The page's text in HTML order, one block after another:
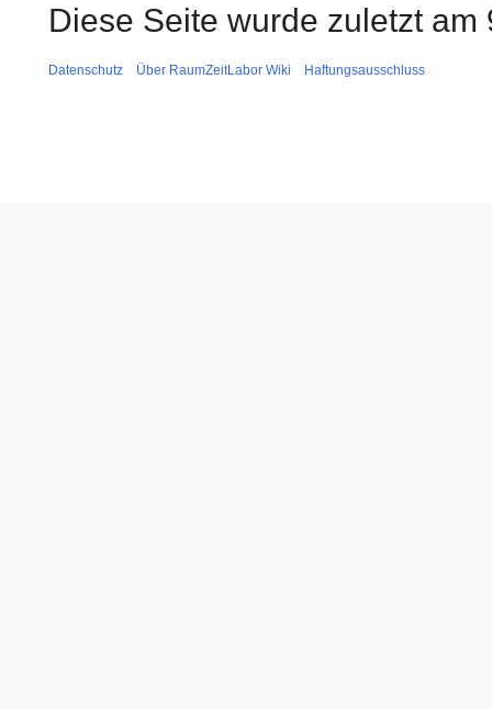
Diese Seite wurde zuletzt
Datenschutz Über RaumZeitLabor Wiki Haftungsausschluss